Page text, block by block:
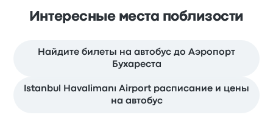
Интересные места поблизости
Найдите билеты на автобус до Аэропорт
Бухареста
Istanbul Havalimanı Airport расписание и цены
на автобус